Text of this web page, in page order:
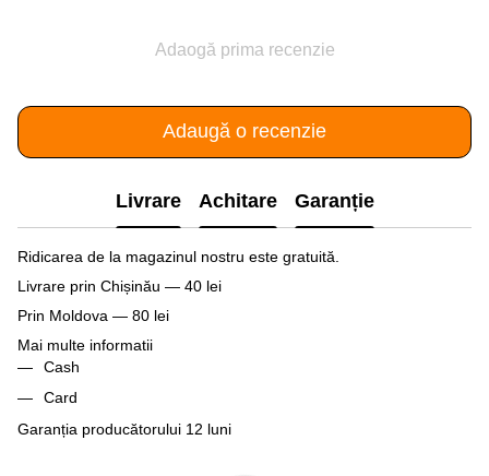
Adaogă prima recenzie
Adaugă o recenzie
Livrare Achitare Garanție
Ridicarea de la magazinul nostru este gratuită.
Livrare prin Chișinău — 40 lei
Prin Moldova — 80 lei
Mai multe informatii
Cash
Card
Garanția producătorului 12 luni